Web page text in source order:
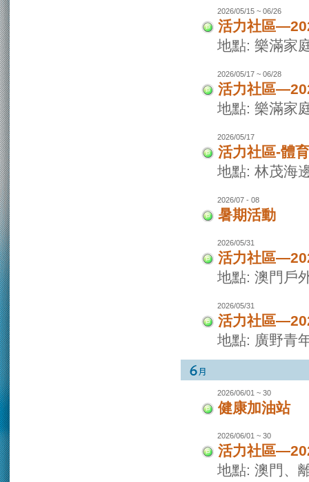
2026/05/15 ~ 06/26
活力社區
地點: 樂滿家
2026/05/17 ~ 06/28
活力社區
地點: 樂滿家
2026/05/17
活力社區-體
地點: 林茂海
2026/07 - 08
暑期活動
2026/05/31
活力社區
地點: 澳門戶
2026/05/31
活力社區
地點: 廣野青
2026/06/01 ~ 30
健康加油站
2026/06/01 ~ 30
活力社區
地點: 澳門、